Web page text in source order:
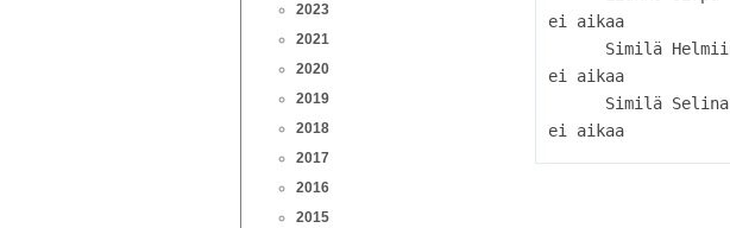
ei aikaa
ei aikaa
ei aikaa
2023
2021
2020
2019
2018
2017
2016
2015